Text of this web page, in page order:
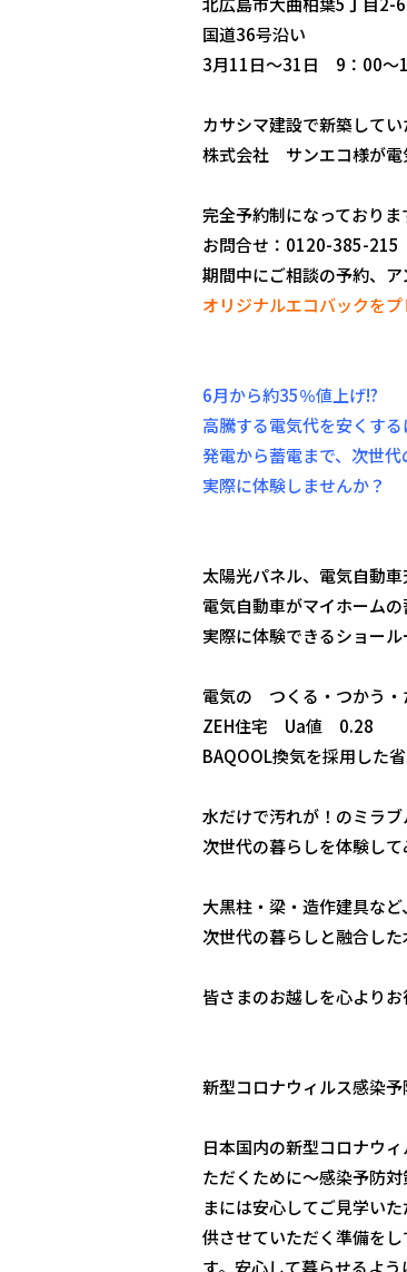
国道36号沿い
3月11日～31日 9：00～
カサシマ建設で新築して
株式会社 サンエコ様が電
完全予約制になっておりま
お問合せ：0120-385-215
期間中にご相談の予約、
オリジナルエコバックを
6月から約35％値上げ!?
高騰する電気代を安くする
発電から蓄電まで、次世
実際に体験しませんか？
太陽光パネル、電気自動
電気自動車がマイホーム
実際に体験できるショー
電気の つくる・つかう
ZEH住宅 Ua値 0.28
BAQOOL換気を採用した
水だけで汚れが！のミラ
次世代の暮らしを体験して
大黒柱・梁・造作建具な
次世代の暮らしと融合し
皆さまのお越しを心よりお
新型コロナウィルス感染
日本国内の新型コロナウ
ただくために～感染予防
まには安心してご見学い
供させていただく準備を
す。安心して暮らせるよう